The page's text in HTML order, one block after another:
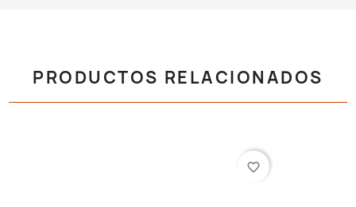
PRODUCTOS RELACIONADOS
favorite_border